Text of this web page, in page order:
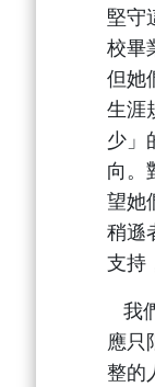
堅守
校畢
但她
生涯
少」
向。
望她
稍遜
支持
我
應只
整的